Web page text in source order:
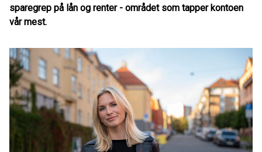
sparegrep på lån og renter - området som tapper kontoen
vår mest.